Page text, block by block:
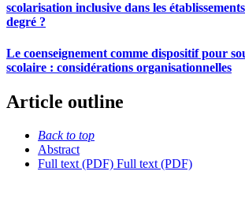
scolarisation inclusive dans les
degré ?
Le coenseignement comme dispositif pour
scolaire : considérations organisationnelles
Article outline
Back to top
Abstract
Full text (PDF) Full text (PDF)